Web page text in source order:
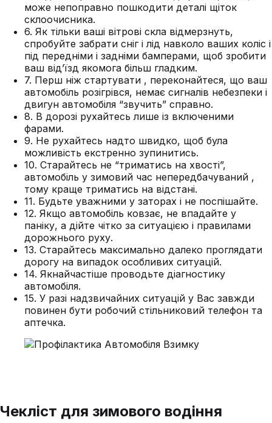
може непоправно пошкодити деталі щіток
склоочисника.
6. Як тільки ваші вітрові скла відмерзнуть,
спробуйте забрати сніг і лід навколо ваших коліс і
під передніми і задніми бамперами, щоб зробити
ваш від’їзд якомога більш гладким.
7. Перш ніж стартувати , переконайтеся, що ваш
автомобіль розігрівся, немає сигналів небезпеки і
двигун автомобіля “звучить” справно.
8. В дорозі рухайтесь лише із включеними
фарами.
9. Не рухайтесь надто швидко, щоб була
можливість екстренно зупинитись.
10. Старайтесь не “триматись на хвості”,
автомобіль у зимовий час непередбачуваний ,
тому краще триматись на відстані.
11. Будьте уважними у заторах і не поспішайте.
12. Якщо автомобіль ковзає, не впадайте у
паніку, а дійте чітко за ситуацією і правилами
дорожнього руху.
13. Старайтесь максимально далеко проглядати
дорогу на випадок особливих ситуацій.
14. Якнайчастіше проводьте діагностику
автомобіля.
15. У разі надзвичайних ситуацій у Вас завжди
повинен бути робочий стільниковий телефон та
аптечка.
Чекліст для зимового водіння